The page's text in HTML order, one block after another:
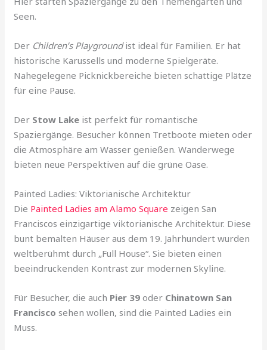
Seen.
Der Children’s Playgroundist ideal für Familien. Er hat
historische Karussells und moderne Spielgeräte.
Nahegelegene Picknickbereiche bieten schattige Plätze
für eine Pause.
Der Stow Lake ist perfekt für romantische
Spaziergänge. Besucher können Tretboote mieten oder
die Atmosphäre am Wasser genießen. Wanderwege
bieten neue Perspektiven auf die grüne Oase.
Painted Ladies: Viktorianische Architektur
Die Painted Ladies am Alamo Square zeigen San
Franciscos einzigartige viktorianische Architektur. Diese
bunt bemalten Häuser aus dem 19. Jahrhundert wurden
weltberühmt durch „Full House“. Sie bieten einen
beeindruckenden Kontrast zur modernen Skyline.
Für Besucher, die auch Pier 39 oder Chinatown San
Francisco sehen wollen, sind die Painted Ladies ein
Muss.